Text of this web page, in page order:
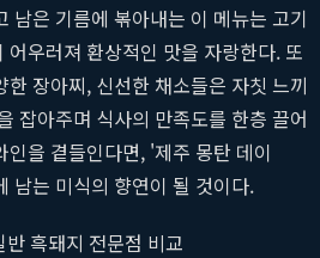
남은 기름에 볶아내는 이 메뉴는 고기
우러져 환상적인 맛을 자랑한다. 또
장아찌, 신선한 채소들은 자칫 느끼
잡아주며 식사의 만족도를 한층 끌어
을 곁들인다면, '제주 몽탄 데이
남는 미식의 향연이 될 것이다.
반 흑돼지 전문점 비교